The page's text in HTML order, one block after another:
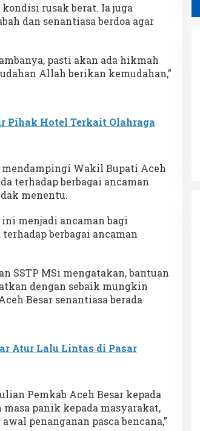
rusak berat. Ia juga
dan senantiasa berdoa agar
pasti akan ada hikmah
Allah berikan kemudahan,”
Pihak Hotel Terkait Olahraga
mendampingi Wakil Bupati Aceh
terhadap berbagai ancaman
menentu.
menjadi ancaman bagi
berbagai ancaman
SSTP MSi mengatakan, bantuan
dengan sebaik mungkin
Besar senantiasa berada
Atur Lalu Lintas di Pasar
Pemkab Aceh Besar kepada
panik kepada masyarakat,
penanganan pasca bencana,”
Ampon Bram Bertemu Puluhan